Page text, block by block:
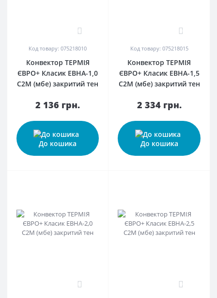
0
Код товару: 075218010
Конвектор ТЕРМІЯ
ЄВРО+ Класик ЕВНА-1,0
С2М (мбе) закритий тен
2 136 грн.
До кошика
0
Код товару: 075218015
Конвектор ТЕРМІЯ
ЄВРО+ Класик ЕВНА-1,5
С2М (мбе) закритий тен
2 334 грн.
До кошика
0 0